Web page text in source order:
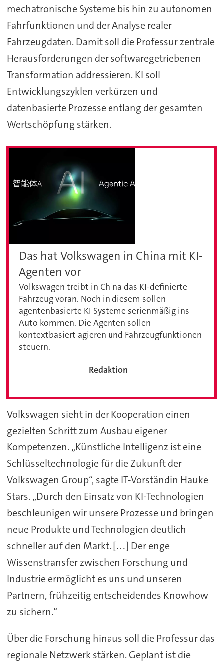
mechatronische Systeme bis hin zu autonomen
Fahrfunktionen und der Analyse realer
Fahrzeugdaten. Damit soll die Professur zentrale
Herausforderungen der softwaregetriebenen
Transformation addressieren. KI soll
Entwicklungszyklen verkürzen und
datenbasierte Prozesse entlang der gesamten
Wertschöpfung stärken.
Das hat Volkswagen in China mit KI-
Agenten vor
Volkswagen treibt in China das KI-definierte
Fahrzeug voran. Noch in diesem sollen
agentenbasierte KI Systeme serienmäßig ins
Auto kommen. Die Agenten sollen
kontextbasiert agieren und Fahrzeugfunktionen
steuern.
Redaktion
Volkswagen sieht in der Kooperation einen
gezielten Schritt zum Ausbau eigener
Kompetenzen. „Künstliche Intelligenz ist eine
Schlüsseltechnologie für die Zukunft der
Volkswagen Group“, sagte IT-Vorständin Hauke
Stars. „Durch den Einsatz von KI-Technologien
beschleunigen wir unsere Prozesse und bringen
neue Produkte und Technologien deutlich
schneller auf den Markt. […] Der enge
Wissenstransfer zwischen Forschung und
Industrie ermöglicht es uns und unseren
Partnern, frühzeitig entscheidendes Knowhow
zu sichern.“
Über die Forschung hinaus soll die Professur das
regionale Netzwerk stärken. Geplant ist die